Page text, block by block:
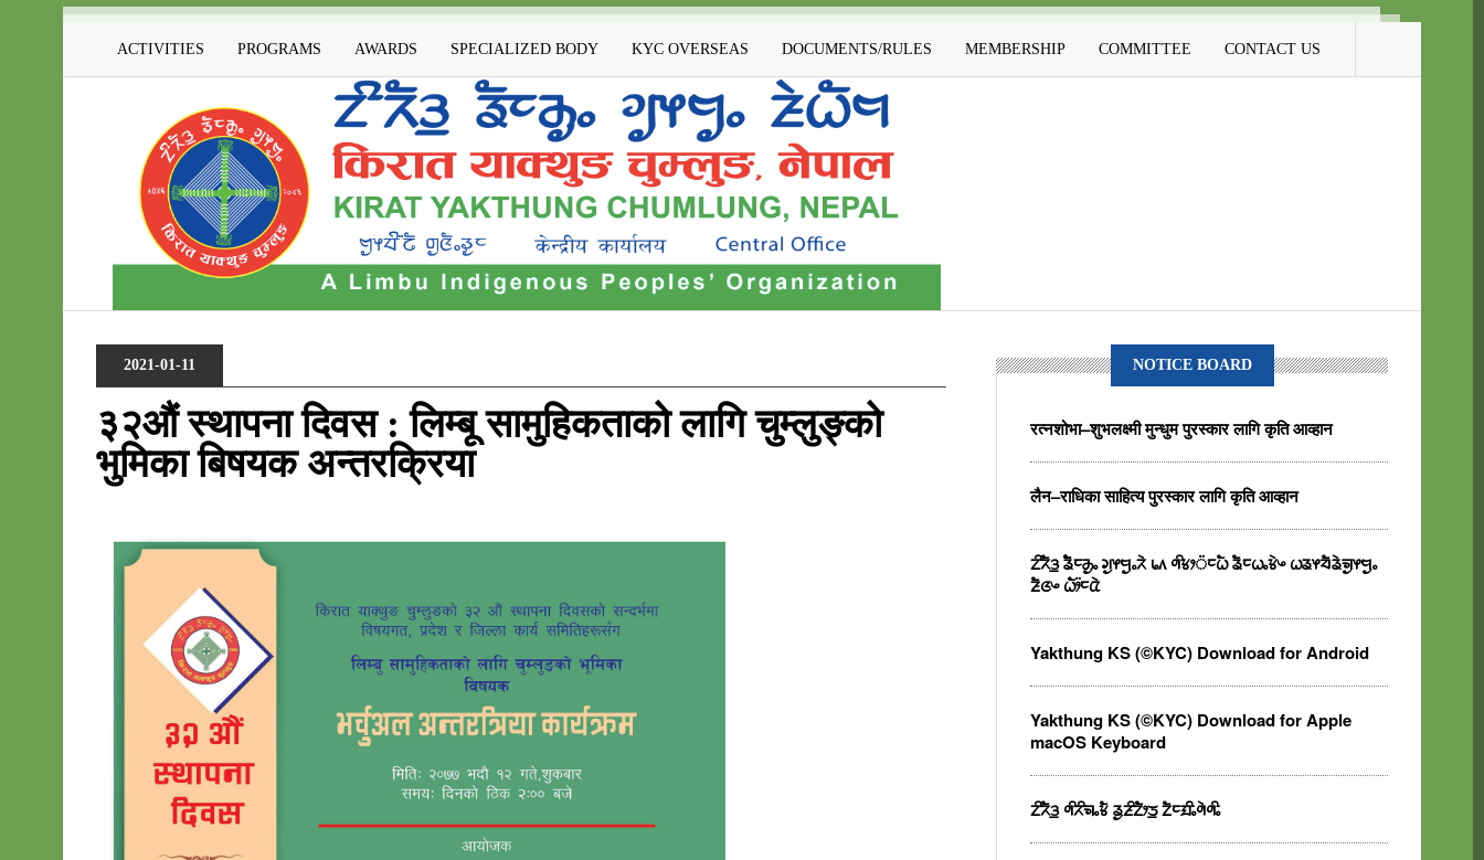
ACTIVITIES PROGRAMS AWARDS SPECIALIZED BODY KYC OVERSEAS DOCUMENTS/RULES MEMBERSHIP COMMITTEE CONTACT US
2021-01-11
३२औं स्थापना दिवस : लिम्बू सामुहिकताको लागि चुम्लुङ्को
भुमिका बिषयक अन्तरक्रिया
NOTICE BOARD
रत्नशोभा–शुभलक्ष्मी मुन्धुम पुरस्कार लागि कृति आव्हान
लैन–राधिका साहित्य पुरस्कार लागि कृति आव्हान
ᤁᤡᤖᤠᤋ᤻ ᤕᤠᤠᤰᤌᤢᤱ ᤆᤢᤶᤗᤢᤱᤖᤧ ᥇᥈ ᤛᤡᤃᤣ᤺ᤰᤐᤠ ᤕᤠᤰᤐᤱᤃᤧᤴ ᤐᤕᤶᤔᤠᤕᤧᤈᤢᤶᤗᤢᤱ
ᤏᤠᤜᤴ ᤐᤥ᤺ᤰᤂᤧ
Yakthung KS (©KYC) Download for Android
Yakthung KS (©KYC) Download for Apple
macOS Keyboard
ᤁᤡᤖᤠᤋ᤻ ᤛᤡᤖᤡᤈᤱᤃᤠ ᤕᤢᤏᤡᤁᤥᤍ᤻ ᤁᤠᤰᤀᤡᤱᤛᤧᤛᤡᤱ